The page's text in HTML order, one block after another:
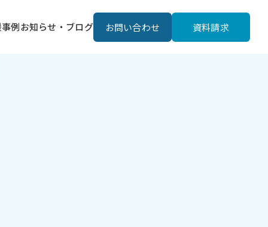
例お知らせ・ブログ お問い合わせ 資料請求